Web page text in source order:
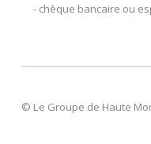
- chèque bancaire ou
Appel de
Je règle mes
Je fais un don
© Le Groupe de Haute